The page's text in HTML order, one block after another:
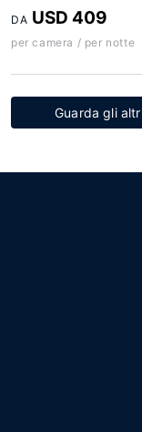
DA USD 409
per camera / per notte
Guarda gli